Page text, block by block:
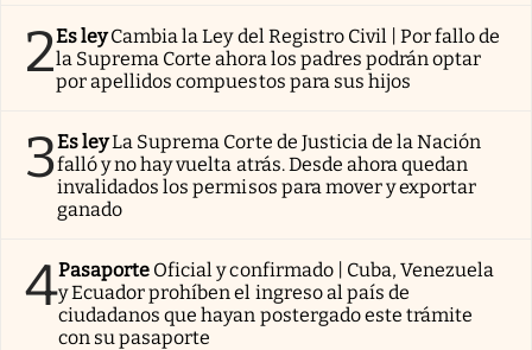
2Es ley Cambia la Ley del Registro Civil | Por fallo de
la Suprema Corte ahora los padres podrán optar
por apellidos compuestos para sus hijos
3Es leyLa Suprema Corte de Justicia de la Nación
falló y no hay vuelta atrás. Desde ahora quedan
invalidados los permisos para mover y exportar
ganado
4Pasaporte Oficial y confirmado | Cuba, Venezuela
y Ecuador prohíben el ingreso al país de
ciudadanos que hayan postergado este trámite
con su pasaporte